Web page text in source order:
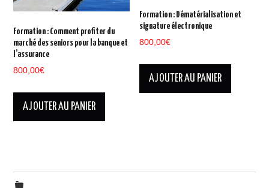
Formation : Comment profiter du
marché des seniors pour la banque et
l’assurance
800,00€
AJOUTER AU PANIER
Formation : Dématérialisation et
signature électronique
800,00€
AJOUTER AU PANIER